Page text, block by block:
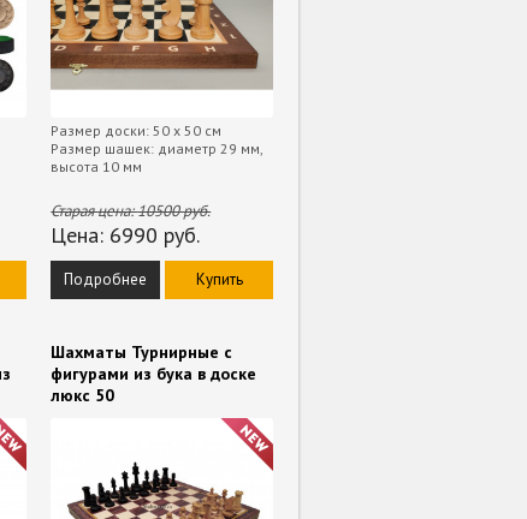
Размер доски: 50 x 50 см
Размер шашек: диаметр 29 мм,
высота 10 мм
Старая цена:10500руб.
Цена: 6990 руб.
Подробнее Купить
Шахматы Турнирные с
фигурами из бука в доске
люкс 50